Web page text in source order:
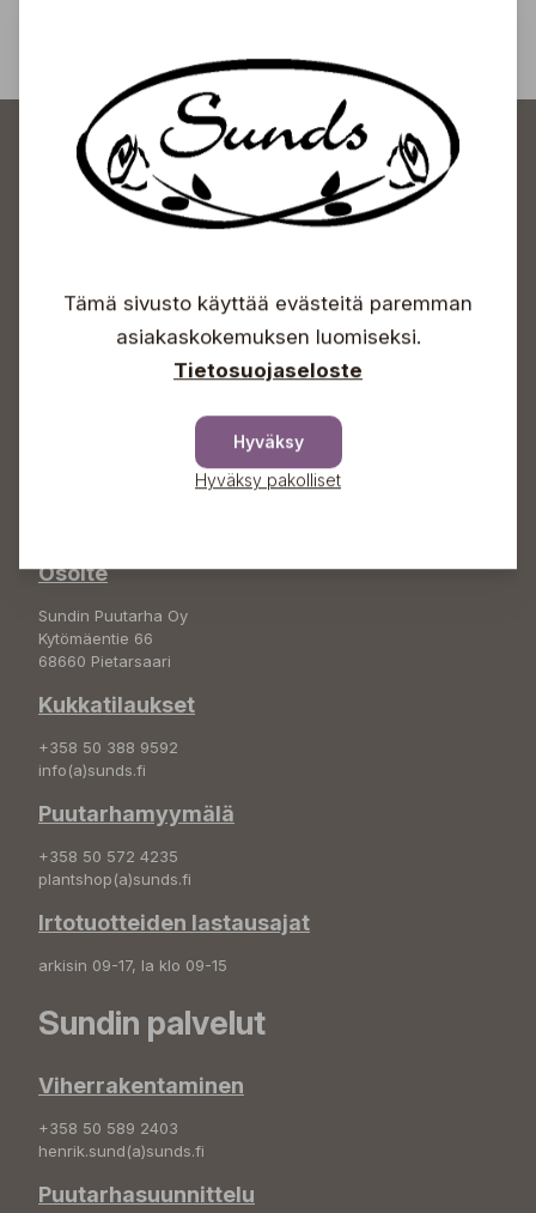
Avoinna
Sunnuntaisin Itsepalvelu
Osoite
Sundin Puutarha Oy
Kytömäentie 66
68660 Pietarsaari
Kukkatilaukset
+358 50 388 9592
info(a)sunds.fi
Puutarhamyymälä
+358 50 572 4235
plantshop(a)sunds.fi
Irtotuotteiden lastausajat
arkisin 09-17, la klo 09-15
Sundin palvelut
Viherrakentaminen
+358 50 589 2403
henrik.sund(a)sunds.fi
Puutarhasuunnittelu
Tämä sivusto käyttää evästeitä paremman
asiakaskokemuksen luomiseksi.
Tietosuojaseloste
Hyväksy
Hyväksy pakolliset